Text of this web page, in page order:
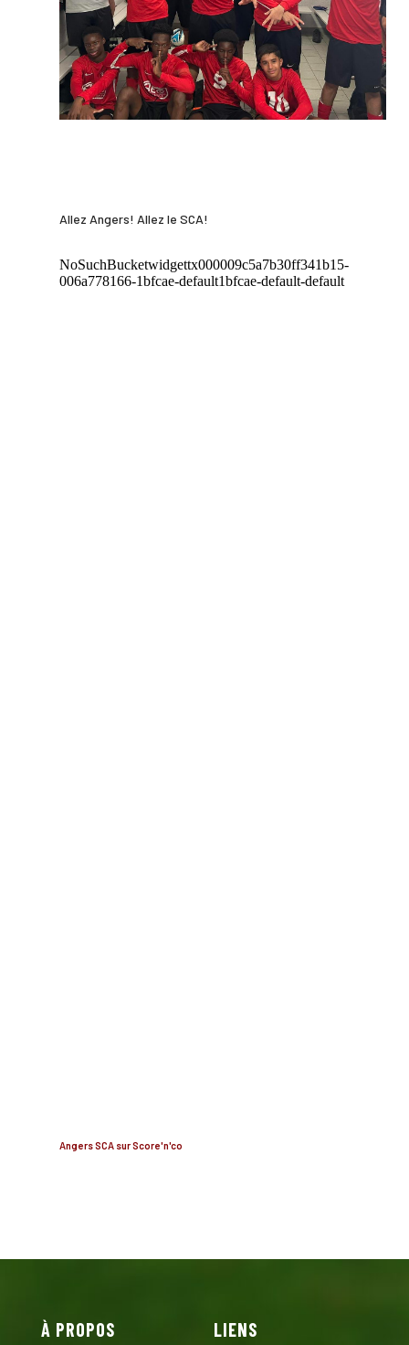
Allez Angers! Allez le SCA!
Angers SCA sur Score'n'co
À PROPOS LIENS